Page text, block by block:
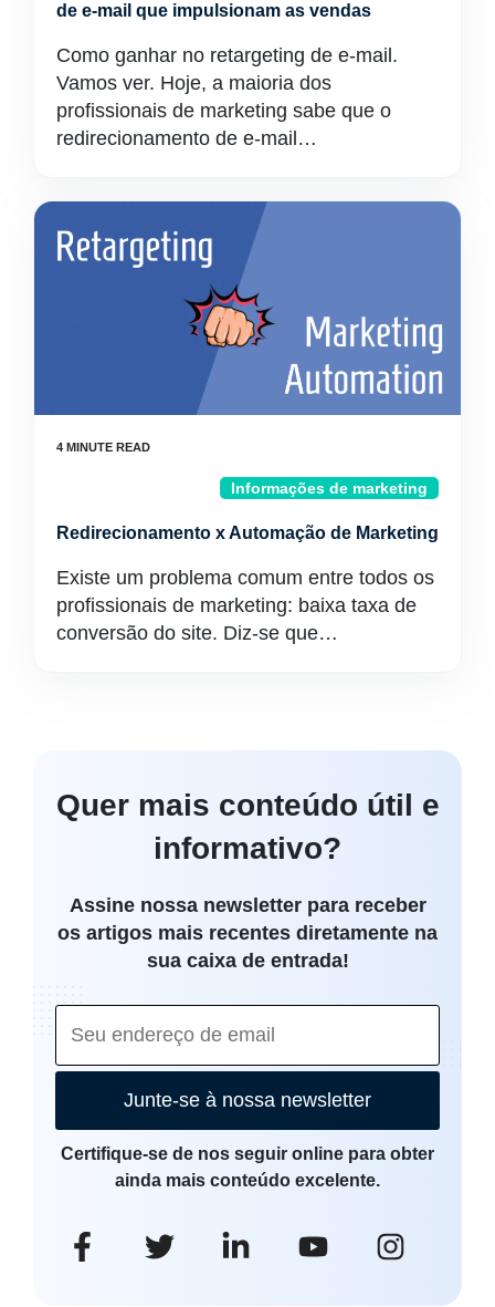
de e-mail que impulsionam as vendas
Como ganhar no retargeting de e-mail.
Vamos ver. Hoje, a maioria dos
profissionais de marketing sabe que o
redirecionamento de e-mail…
Informações de marketing
Redirecionamento x Automação de Marketing
Existe um problema comum entre todos os
profissionais de marketing: baixa taxa de
conversão do site. Diz-se que…
Quer mais conteúdo útil e
informativo?
Assine nossa newsletter para receber
os artigos mais recentes diretamente na
sua caixa de entrada!
Junte-se à nossa newsletter
Certifique-se de nos seguir online para obter
ainda mais conteúdo excelente.